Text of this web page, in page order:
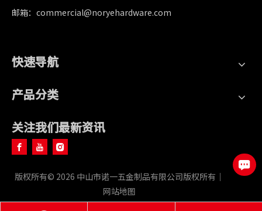
邮箱：commercial@noryehardware.com
快速导航
产品分类
关注我们最新资讯
版权所有© 2026 中山市诺一五金制品有限公司版权所有｜
网站地图